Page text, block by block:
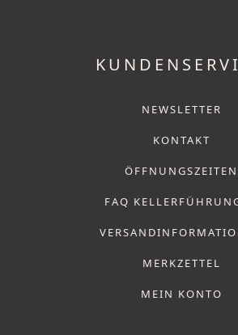
NEWSLETTER
KONTAKT
ÖFFNUNGSZEITEN
FAQ
MERKZETTEL
MEIN KONTO